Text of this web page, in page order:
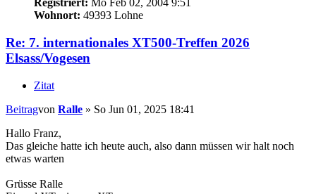
Registriert: Mo Feb 02, 2004 9:51
Wohnort: 49393 Lohne
Re: 7. internationales XT500-Treffen 2026
Elsass/Vogesen
Zitat
Beitragvon Ralle » So Jun 01, 2025 18:41
Hallo Franz,
Das gleiche hatte ich heute auch, also dann müssen wir halt noch
etwas warten
Grüsse Ralle